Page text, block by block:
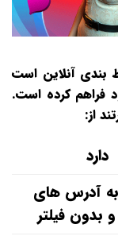
شرط‌ بندی آنلاین است
فراهم کرده است.
از:
دارد
آدرس های
بدون فیلتر